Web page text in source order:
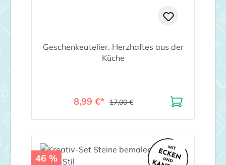
Geschenkeatelier. Herzhaftes aus der
Küche
8,99 €* 17,00 €
46 %